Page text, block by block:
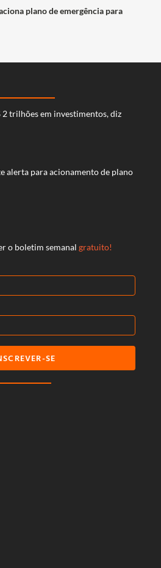
plano de emergência para
trilhões em investimentos, diz
alerta para acionamento de plano
o boletim semanal gratuito!
SE